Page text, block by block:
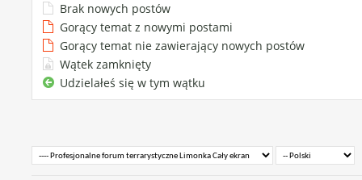
Brak nowych postów
Gorący temat z nowymi postami
Gorący temat nie zawierający nowych postów
Wątek zamknięty
Udzielałeś się w tym wątku